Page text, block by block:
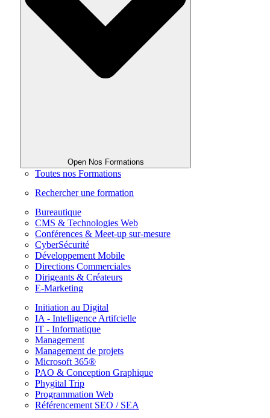
Open Nos Formations
Toutes nos Formations
Rechercher une formation
Bureautique
CMS & Technologies Web
Conférences & Meet-up sur-mesure
CyberSécurité
Développement Mobile
Directions Commerciales
Dirigeants & Créateurs
E-Marketing
Initiation au Digital
IA - Intelligence Artifcielle
IT - Informatique
Management
Management de projets
Microsoft 365®
PAO & Conception Graphique
Phygital Trip
Programmation Web
Référencement SEO / SEA